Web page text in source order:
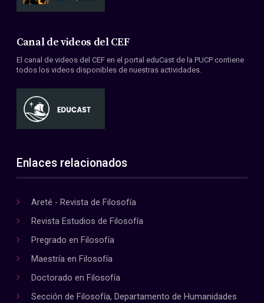
Canal de videos del CEF
El canal de videos del CEF en el portal eduCast de la PUCP contiene
todos los videos disponibles de nuestras actividades.
Enlaces relacionados
Areté - Revista de Filosofía
Revista Estudios de Filosofía
Pregrado en Filosofía
Maestría en Filosofía
Doctorado en Filosofía
Sección de Filosofía, Departamento de Humanidades